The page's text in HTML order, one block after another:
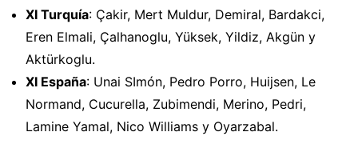
XI Turquía: Çakir, Mert Muldur, Demiral, Bardakci,
Eren Elmali, Çalhanoglu, Yüksek, Yildiz, Akgün y
Aktürkoglu.
XI España: Unai SImón, Pedro Porro, Huijsen, Le
Normand, Cucurella, Zubimendi, Merino, Pedri,
Lamine Yamal, Nico Williams y Oyarzabal.